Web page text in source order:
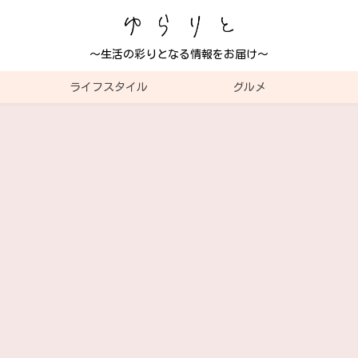
～生活の彩りとなる情報をお届け～
ライフスタイル グルメ